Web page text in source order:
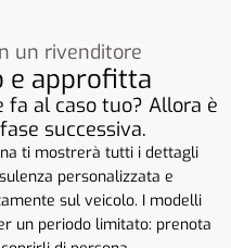
un rivenditore
e approfitta
al caso tuo? Allora è
successiva.
ti mostrerà tutti i dettagli
personalizzata e
sul veicolo. I modelli
un periodo limitato: prenota